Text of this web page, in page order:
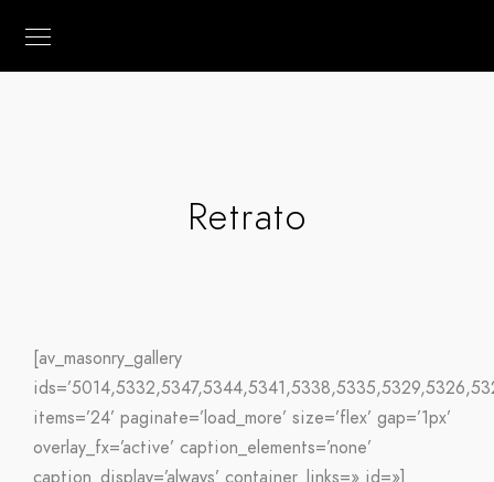
Retrato
[av_masonry_gallery
items=’24’ paginate=’load_more’ size=’flex’ gap=’1px’
overlay_fx=’active’ caption_elements=’none’